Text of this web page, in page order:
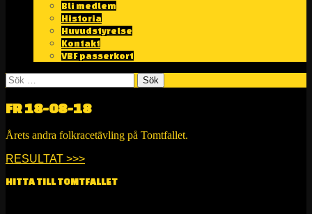
Bli medlem
Historia
Huvudstyrelse
Kontakt
VBF passerkort
Sök
efter:
FR 18-08-18
Årets andra folkracetävling på Tomtfallet.
RESULTAT >>>
HITTA TILL TOMTFALLET